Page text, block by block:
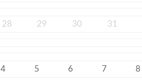
28 29 30 31
4 5 6 7 8